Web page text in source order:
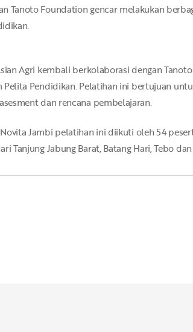
Tanoto Foundation gencar melakukan
Agri kembali berkolaborasi dengan
Pelita Pendidikan. Pelatihan ini bertujuan
dan rencana pembelajaran.
Jambi pelatihan ini diikuti oleh 54
Tanjung Jabung Barat, Batang Hari, Tebo